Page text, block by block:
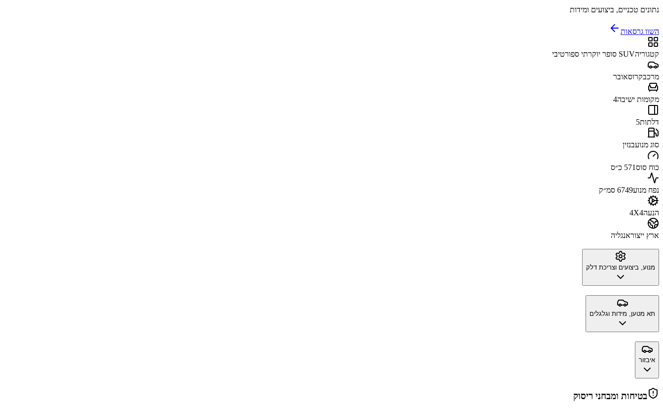
נתונים טכניים, ביצועים ומידות
השוו גרסאות
קטגוריהSUV סופר יוקרתי ספורטיבי
מרכבקרוסאובר
מקומות ישיבה4
דלתות5
סוג מנועבנזין
כוח סוס571 כ״ס
נפח מנוע6749 סמ״ק
הנעה4X4
ארץ ייצוראנגליה
מנוע, ביצועים וצריכת דלק
תא מטען, מידות וגלגלים
איבזור
בטיחות ומבחני ריסוק